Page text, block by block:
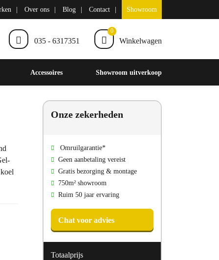
Over ons Blog Contact Showroom
035 - 6317351
0
Winkelwagen
Accessoires Showroom uitverkoop
Onze zekerheden
Omruilgarantie*
Geen aanbetaling vereist
Gratis bezorging & montage
750m² showroom
Ruim 50 jaar ervaring
Chat voor advies
Totaalprijs